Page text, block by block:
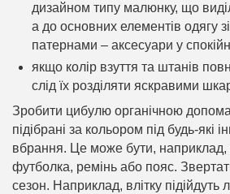
дизайном типу малюнку, що
а до основних елементів одягу
патернами – аксесуари у
якщо колір взуття та штанів
слід їх розділяти яскравими
Зробити цибулю органічною
підібрані за кольором під будь-які
вбрання. Це може бути,
футболка, ремінь або пояс.
сезон. Наприклад, влітку підійдуть